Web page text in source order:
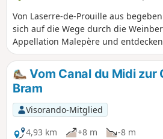
Von Laserre-de-Prouille aus
sich auf die Wege durch die
Appellation Malepère und
auf ihren Hügeln thronende Dörfer:
Brézilhac, Ferran, Mazerolles-du-
Lasserre-de-Prouille. Mehrere
Panoramablicke vermitteln einen
von der Landschaft, die von
landwirtschaftlichen Aktivitäten
Gelbe Markierungen
Vom Canal du Midi zur
Bram
Visorando-Mitglied
4,93 km
+8 m
-8 m